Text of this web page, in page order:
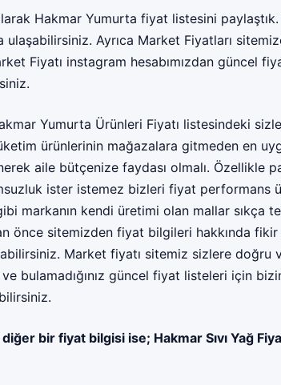
Hakmar Yumurta fiyat listesini
Ayrıca Market Fiyatları
Fiyatı instagram hesabımızdan güncel
Yumurta Ürünleri Fiyatı listesindeki
ürünlerinin mağazalara gitmeden en
aile bütçenize faydası olmalı. Özellikle
ister istemez bizleri fiyat performans
markanın kendi üretimi olan mallar sıkça
önce sitemizden fiyat bilgileri hakkında
Market fiyatı sitemiz sizlere doğru
ve bulamadığınız güncel fiyat listeleri için
diğer bir fiyat bilgisi ise; Hakmar Sıvı Yağ